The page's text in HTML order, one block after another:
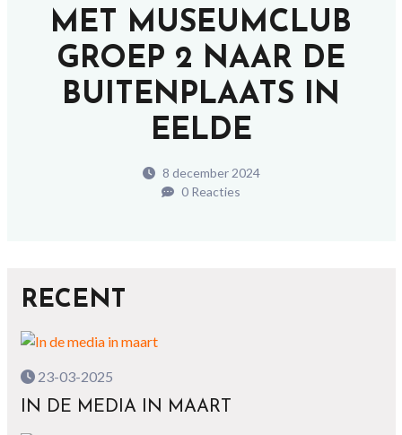
MET MUSEUMCLUB
GROEP 2 NAAR DE
BUITENPLAATS IN
EELDE
8 december 2024
0 Reacties
RECENT
23-03-2025
IN DE MEDIA IN MAART